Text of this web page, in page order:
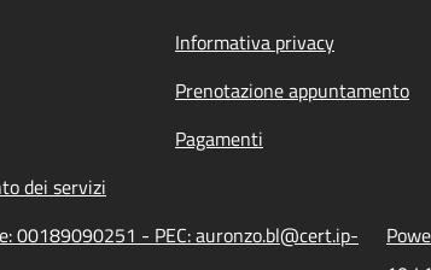
Informativa privacy
Prenotazione appuntamento
Pagamenti
dei servizi
00189090251 - PEC: auronzo.bl@cert.ip-